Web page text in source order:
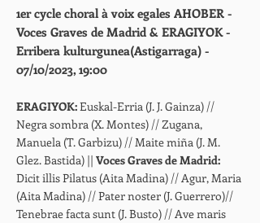
1er cycle choral à voix egales AHOBER -
Voces Graves de Madrid & ERAGIYOK -
Erribera kulturgunea(Astigarraga) -
07/10/2023, 19:00
ERAGIYOK:Euskal-Erria (J. J. Gainza) //
Negra sombra (X. Montes) // Zugana,
Manuela (T. Garbizu) // Maite miña (J. M.
Glez. Bastida) || Voces Graves de Madrid:
Dicit illis Pilatus (Aita Madina) // Agur, Maria
(Aita Madina) // Pater noster (J. Guerrero)//
Tenebrae facta sunt (J. Busto) // Ave maris